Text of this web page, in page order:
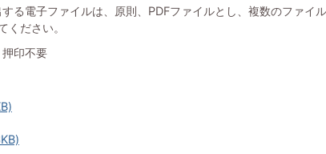
る電子ファイルは、原則、PDFファイルとし、複数のファイ
ください。
印不要